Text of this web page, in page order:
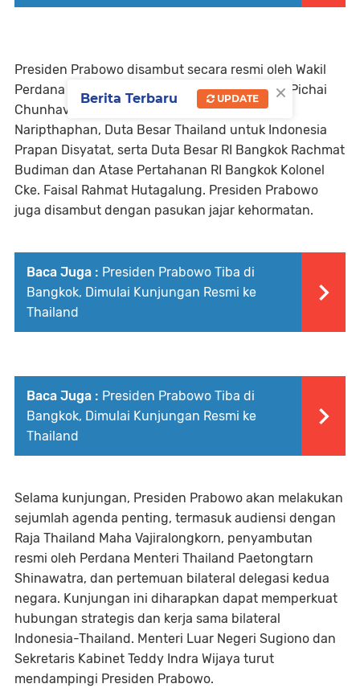
Presiden Prabowo disambut secara resmi oleh Wakil
Perdana Menteri/Menteri Keuangan Thailand Pichai
Chunhavajira, Menteri Perdagangan Pichai
Naripthaphan, Duta Besar Thailand untuk Indonesia
Prapan Disyatat, serta Duta Besar RI Bangkok Rachmat
Budiman dan Atase Pertahanan RI Bangkok Kolonel
Cke. Faisal Rahmat Hutagalung. Presiden Prabowo
juga disambut dengan pasukan jajar kehormatan.
Baca Juga : Presiden Prabowo Tiba di
Bangkok, Dimulai Kunjungan Resmi ke
Thailand
Baca Juga : Presiden Prabowo Tiba di
Bangkok, Dimulai Kunjungan Resmi ke
Thailand
Selama kunjungan, Presiden Prabowo akan melakukan
sejumlah agenda penting, termasuk audiensi dengan
Raja Thailand Maha Vajiralongkorn, penyambutan
resmi oleh Perdana Menteri Thailand Paetongtarn
Shinawatra, dan pertemuan bilateral delegasi kedua
negara. Kunjungan ini diharapkan dapat memperkuat
hubungan strategis dan kerja sama bilateral
Indonesia-Thailand. Menteri Luar Negeri Sugiono dan
Sekretaris Kabinet Teddy Indra Wijaya turut
mendampingi Presiden Prabowo.
×
Berita Terbaru UPDATE